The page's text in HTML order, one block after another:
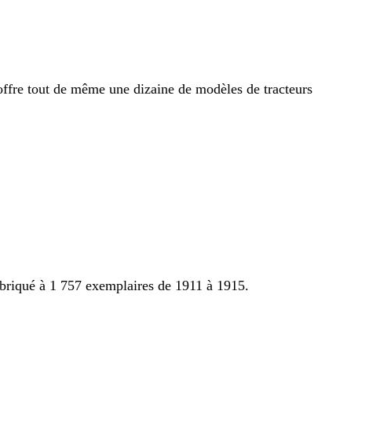
tout de même une dizaine de modèles de tracteurs
à 1 757 exemplaires de 1911 à 1915.